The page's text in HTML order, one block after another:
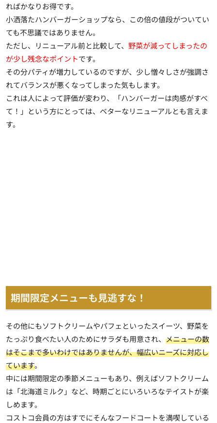
ればかなりお得です。
小洒落たハンバーガーショップなら、この倍の値段がついてい
ても不思議ではありません。
ただし、リニューアル前と比較して、 野菜が減ってしまったの
が少し残念なポイントです。
その分パティが増力しているのですが、少し憎々しさが強調さ
れてバランスが悪くなってしまった気もします。
これは人によって評価が変わり、「ハンバーガーは肉感がすべ
て！」という方にとっては、ベターなリニューアルとも言えま
す。
期間限定メニューも見逃すな！
その他にもソフトクリームやパフェといったスイーツ、野菜を
たっぷり食べたい人のためにサラダも用意され、 メニューの数
はそこまで多いわけではありませんが、幅広いニーズに対応し
ています。
中には期間限定の季節メニューもあり、例えばソフトクリーム
は「北海道ミルク」など、時期ごとにいろいろなテイストが楽
しめます。
コストコ会員の方はすでにそんなフードコートを満喫している